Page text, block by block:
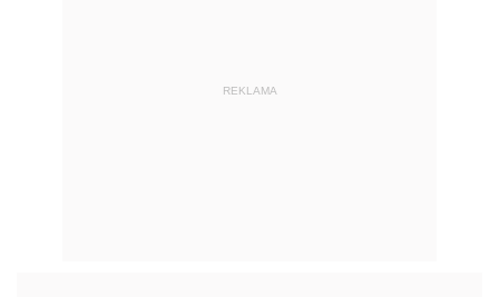
REKLAMA